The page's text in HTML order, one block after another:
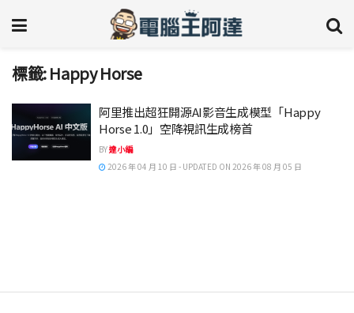
標籤:Happy Horse
阿里推出超狂開源AI影音生成模型「Happy
Horse 1.0」空降視訊生成榜首
BY達小編
2026 年 04 月 10 日 - UPDATED ON 2026 年 08 月 05 日